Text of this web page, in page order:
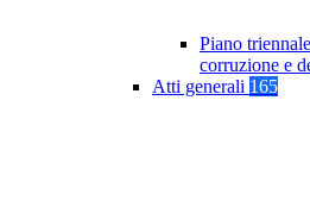
Piano
corruzione e
Atti generali 165